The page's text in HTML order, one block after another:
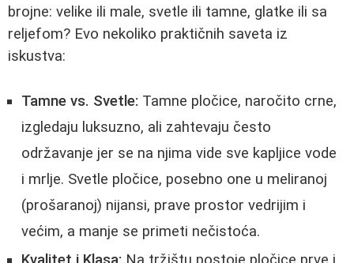
brojne: velike ili male, svetle ili tamne, glatke ili sa
reljefom? Evo nekoliko praktičnih saveta iz
iskustva:
Tamne vs. Svetle: Tamne pločice, naročito crne,
izgledaju luksuzno, ali zahtevaju često
održavanje jer se na njima vide sve kapljice vode
i mrlje. Svetle pločice, posebno one u meliranoj
(prošaranoj) nijansi, prave prostor vedrijim i
većim, a manje se primeti nečistoća.